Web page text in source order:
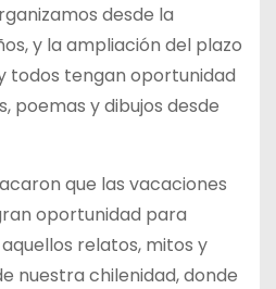
desde la
y la ampliación del plazo
todos tengan oportunidad
poemas y dibujos desde
que las vacaciones
oportunidad para
relatos, mitos y
nuestra chilenidad, donde